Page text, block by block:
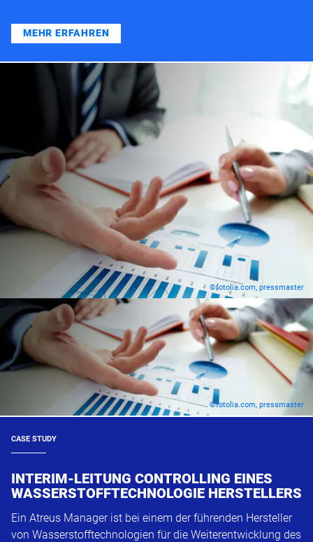
MEHR ERFAHREN
©fotolia.com, pressmaster
©fotolia.com, pressmaster
CASE STUDY
INTERIM-LEITUNG CONTROLLING EINES
WASSERSTOFFTECHNOLOGIE HERSTELLERS
Ein Atreus Manager ist bei einem der führenden Hersteller
von Wasserstofftechnologien für die Weiterentwicklung des